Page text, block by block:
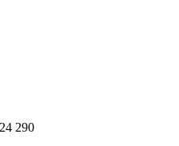
290